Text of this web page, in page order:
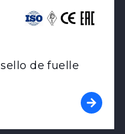
de fuelle